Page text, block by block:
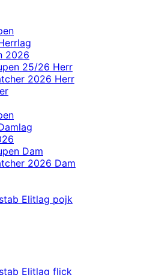
2026
25/26 Herr
2026 Herr
Dam
2026 Dam
Elitlag pojk
Elitlag flick